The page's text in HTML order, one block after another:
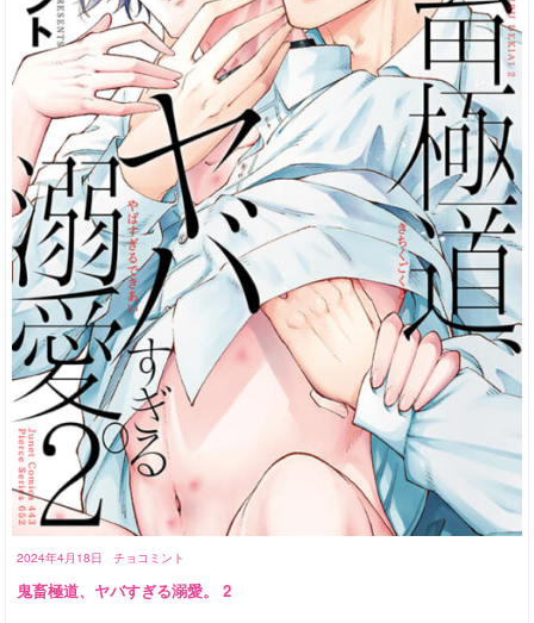
2024年4月18日 チョコミント
鬼畜極道、ヤバすぎる溺愛。 2